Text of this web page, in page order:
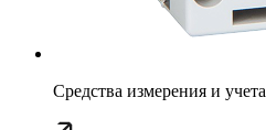
Средства измерения и учета